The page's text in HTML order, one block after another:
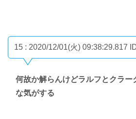
15 : 2020/12/01(火) 09:38:29.817
何故か解らんけどラルフとクラー
な気がする